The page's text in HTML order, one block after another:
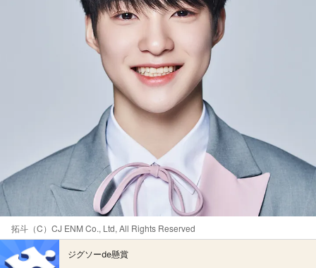
拓斗（C）CJ ENM Co., Ltd, All Rights Reserved
ジグソーde懸賞